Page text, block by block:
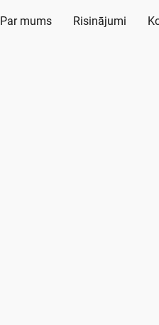
Par mums Risinājumi